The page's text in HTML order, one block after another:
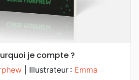
je compte ?
| Illustrateur : Emma